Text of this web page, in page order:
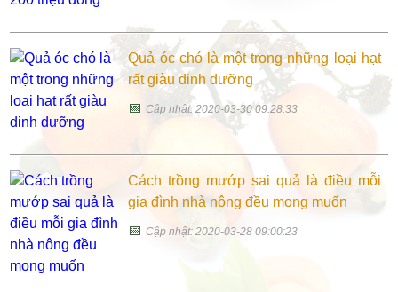
Quả óc chó là một trong những loại hạt
rất giàu dinh dưỡng
📅Cập nhật: 2020-03-30 09:28:33
Cách trồng mướp sai quả là điều mỗi
gia đình nhà nông đều mong muốn
📅Cập nhật: 2020-03-28 09:00:23